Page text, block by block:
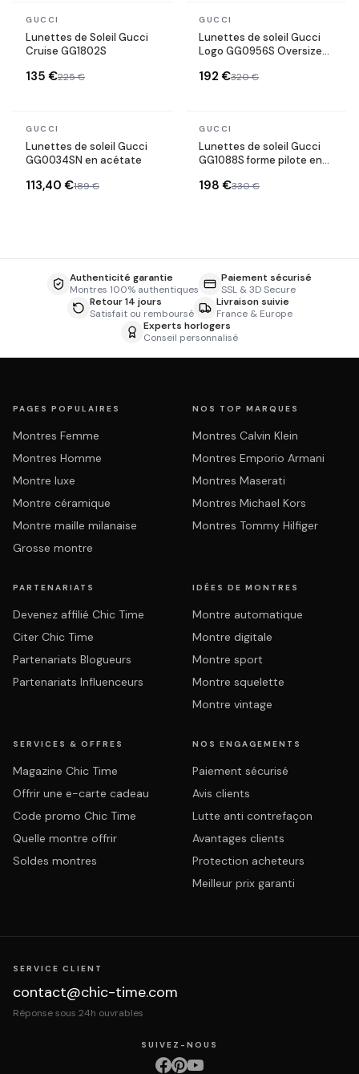
En stock
GUCCI
Lunettes de Soleil Gucci
Cruise GG1802S
135 €225 €
En stock
GUCCI
Lunettes de soleil Gucci
Logo GG0956S Oversize
192 €320 €
En stock
GUCCI
Lunettes de soleil Gucci
GG0034SN en acétate
113,40 €189 €
En stock
GUCCI
Lunettes de soleil Gucci
GG1088S forme pilote en
198 €330 €
Authenticité garantie
Montres 100% authentiques
Paiement sécurisé
SSL & 3D Secure
Retour 14 jours
Satisfait ou remboursé
Livraison suivie
France & Europe
Experts horlogers
Conseil personnalisé
PAGES POPULAIRES
Montres Femme
Montres Homme
Montre luxe
Montre céramique
Montre maille milanaise
Grosse montre
NOS TOP MARQUES
Montres Calvin Klein
Montres Emporio Armani
Montres Maserati
Montres Michael Kors
Montres Tommy Hilfiger
PARTENARIATS
Devenez affilié Chic Time
Citer Chic Time
Partenariats Blogueurs
Partenariats Influenceurs
IDÉES DE MONTRES
Montre automatique
Montre digitale
Montre sport
Montre squelette
Montre vintage
SERVICES & OFFRES
Magazine Chic Time
Offrir une e-carte cadeau
Code promo Chic Time
Quelle montre offrir
Soldes montres
NOS ENGAGEMENTS
Paiement sécurisé
Avis clients
Lutte anti contrefaçon
Avantages clients
Protection acheteurs
Meilleur prix garanti
SERVICE CLIENT
contact@chic-time.com
Réponse sous 24h ouvrables
SUIVEZ-NOUS